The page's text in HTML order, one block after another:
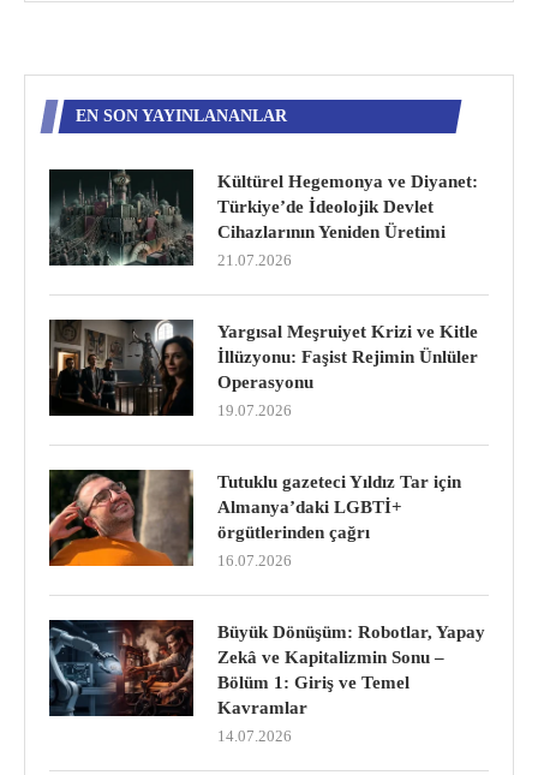
EN SON YAYINLANANLAR
Kültürel Hegemonya ve Diyanet:
Türkiye’de İdeolojik Devlet
Cihazlarının Yeniden Üretimi
21.07.2026
Yargısal Meşruiyet Krizi ve Kitle
İllüzyonu: Faşist Rejimin Ünlüler
Operasyonu
19.07.2026
Tutuklu gazeteci Yıldız Tar için
Almanya’daki LGBTİ+
örgütlerinden çağrı
16.07.2026
Büyük Dönüşüm: Robotlar, Yapay
Zekâ ve Kapitalizmin Sonu –
Bölüm 1: Giriş ve Temel
Kavramlar
14.07.2026